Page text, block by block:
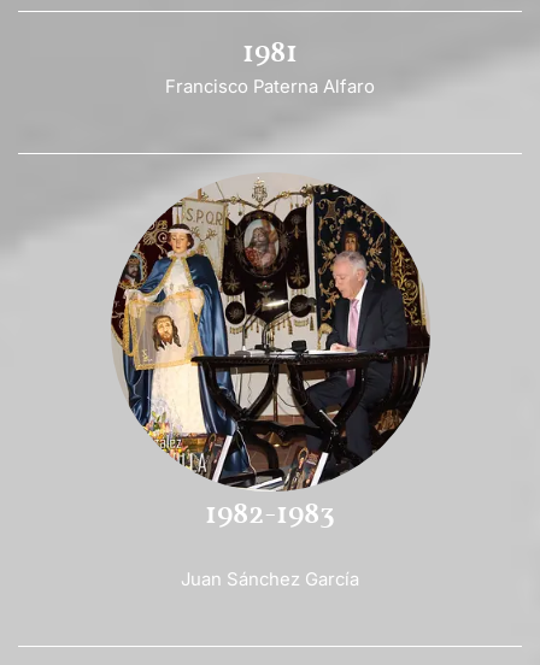
1981
Francisco Paterna Alfaro
1982-1983
Juan Sánchez García